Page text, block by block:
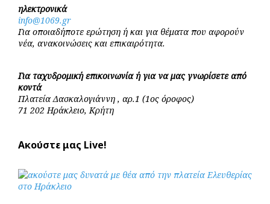
ηλεκτρονικά
info@1069.gr
Για οποιαδήποτε ερώτηση ή και για θέματα που αφορούν
νέα, ανακοινώσεις και επικαιρότητα.
Για ταχυδρομική επικοινωνία ή για να μας γνωρίσετε από
κοντά
Πλατεία Δασκαλογιάννη , αρ.1 (1ος όροφος)
71 202 Ηράκλειο, Κρήτη
Ακούστε μας Live!